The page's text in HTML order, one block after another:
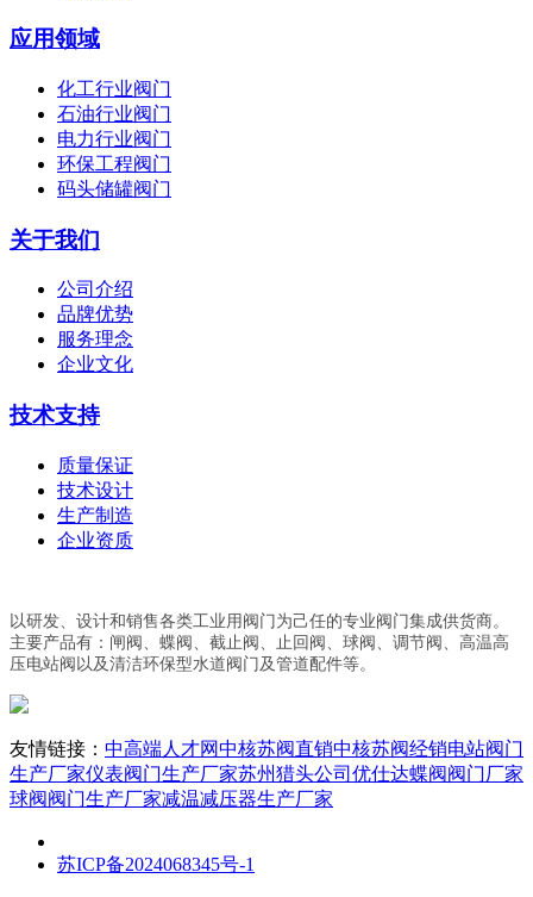
应用领域
化工行业阀门
石油行业阀门
电力行业阀门
环保工程阀门
码头储罐阀门
关于我们
公司介绍
品牌优势
服务理念
企业文化
技术支持
质量保证
技术设计
生产制造
企业资质
以研发、设计和销售各类工业用阀门为己任的专业阀门集成供货商。
主要产品有：闸阀、蝶阀、截止阀、止回阀、球阀、调节阀、高温高
压电站阀以及清洁环保型水道阀门及管道配件等。
友情链接： 中高端人才网中核苏阀直销中核苏阀经销电站阀门
生产厂家仪表阀门生产厂家苏州猎头公司优仕达蝶阀阀门厂家
球阀阀门生产厂家减温减压器生产厂家
苏ICP备2024068345号-1